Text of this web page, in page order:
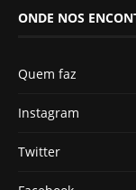
ONDE NOS
Quem faz
Instagram
Twitter